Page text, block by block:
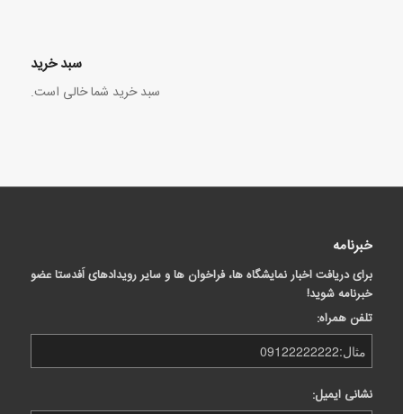
سبد خرید
سبد خرید شما خالی است.
خبرنامه
برای دریافت اخبار نمایشگاه ها، فراخوان ها و سایر رویدادهای اَفدستا عضو
خبرنامه شوید!
تلفن همراه:
نشانی ایمیل: